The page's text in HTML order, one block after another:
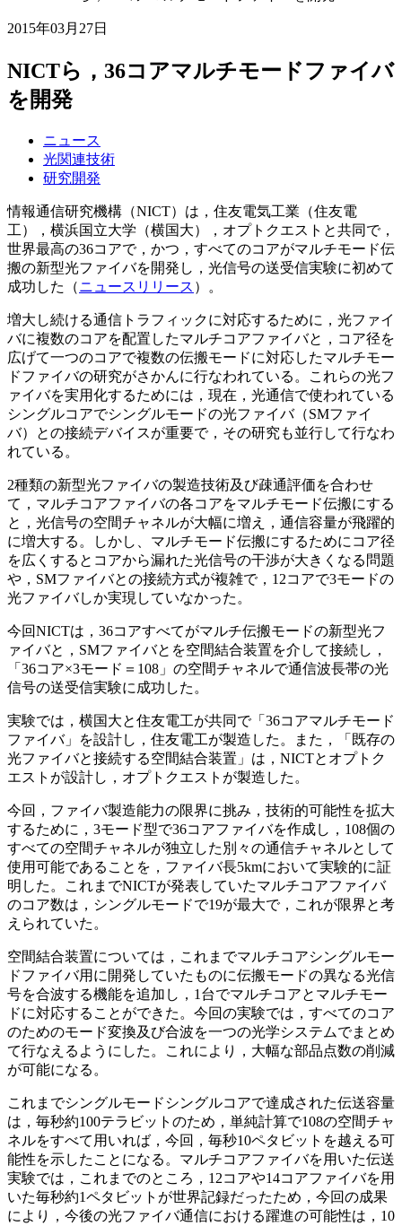
2015年03月27日
NICTら，36コアマルチモードファイバ
を開発
ニュース
光関連技術
研究開発
情報通信研究機構（NICT）は，住友電気工業（住友電
工），横浜国立大学（横国大），オプトクエストと共同で，
世界最高の36コアで，かつ，すべてのコアがマルチモード伝
搬の新型光ファイバを開発し，光信号の送受信実験に初めて
成功した（ニュースリリース ）。
増大し続ける通信トラフィックに対応するために，光ファイ
バに複数のコアを配置したマルチコアファイバと，コア径を
広げて一つのコアで複数の伝搬モードに対応したマルチモー
ドファイバの研究がさかんに行なわれている。これらの光フ
ァイバを実用化するためには，現在，光通信で使われている
シングルコアでシングルモードの光ファイバ（SMファイ
バ）との接続デバイスが重要で，その研究も並行して行なわ
れている。
2種類の新型光ファイバの製造技術及び疎通評価を合わせ
て，マルチコアファイバの各コアをマルチモード伝搬にする
と，光信号の空間チャネルが大幅に増え，通信容量が飛躍的
に増大する。しかし、マルチモード伝搬にするためにコア径
を広くするとコアから漏れた光信号の干渉が大きくなる問題
や，SMファイバとの接続方式が複雑で，12コアで3モードの
光ファイバしか実現していなかった。
今回NICTは，36コアすべてがマルチ伝搬モードの新型光フ
ァイバと，SMファイバとを空間結合装置を介して接続し，
「36コア×3モード＝108」の空間チャネルで通信波長帯の光
信号の送受信実験に成功した。
実験では，横国大と住友電工が共同で「36コアマルチモード
ファイバ」を設計し，住友電工が製造した。また，「既存の
光ファイバと接続する空間結合装置」は，NICTとオプトク
エストが設計し，オプトクエストが製造した。
今回，ファイバ製造能力の限界に挑み，技術的可能性を拡大
するために，3モード型で36コアファイバを作成し，108個の
すべての空間チャネルが独立した別々の通信チャネルとして
使用可能であることを，ファイバ長5kmにおいて実験的に証
明した。これまでNICTが発表していたマルチコアファイバ
のコア数は，シングルモードで19が最大で，これが限界と考
えられていた。
空間結合装置については，これまでマルチコアシングルモー
ドファイバ用に開発していたものに伝搬モードの異なる光信
号を合波する機能を追加し，1台でマルチコアとマルチモー
ドに対応することができた。今回の実験では，すべてのコア
のためのモード変換及び合波を一つの光学システムでまとめ
て行なえるようにした。これにより，大幅な部品点数の削減
が可能になる。
これまでシングルモードシングルコアで達成された伝送容量
は，毎秒約100テラビットのため，単純計算で108の空間チャ
ネルをすべて用いれば，今回，毎秒10ペタビットを越える可
能性を示したことになる。マルチコアファイバを用いた伝送
実験では，これまでのところ，12コアや14コアファイバを用
いた毎秒約1ペタビットが世界記録だったため，今回の成果
により，今後の光ファイバ通信における躍進の可能性は，10